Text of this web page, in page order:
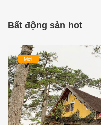
Bất động sản hot
Mới